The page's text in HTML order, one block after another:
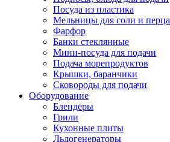
Посуда из пластика
Мельницы для соли и перца
Фарфор
Банки стеклянные
Мини-посуда для подачи
Подача морепродуктов
Крышки, баранчики
Сковороды для подачи
Оборудование
Блендеры
Грили
Кухонные плиты
Льдогенераторы